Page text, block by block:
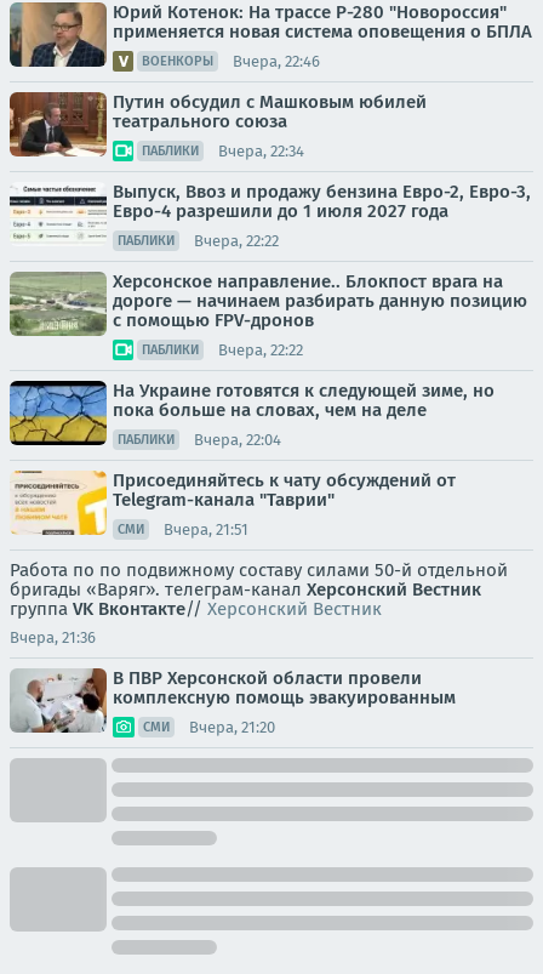
Юрий Котенок: На трассе Р-280 "Новороссия"
применяется новая система оповещения о БПЛА
ВОЕНКОРЫ Вчера, 22:46
Путин обсудил с Машковым юбилей
театрального союза
ПАБЛИКИ Вчера, 22:34
Выпуск, Ввоз и продажу бензина Евро-2, Евро-3,
Евро-4 разрешили до 1 июля 2027 года
ПАБЛИКИ Вчера, 22:22
Херсонское направление.. Блокпост врага на
дороге — начинаем разбирать данную позицию
с помощью FPV-дронов
ПАБЛИКИ Вчера, 22:22
На Украине готовятся к следующей зиме, но
пока больше на словах, чем на деле
ПАБЛИКИ Вчера, 22:04
Присоединяйтесь к чату обсуждений от
Telegram-канала "Таврии"
СМИ Вчера, 21:51
Работа по по подвижному составу силами 50-й отдельной
бригады «Варяг». телеграм-канал Херсонский Вестник
группа VK Вконтакте// Херсонский Вестник
Вчера, 21:36
В ПВР Херсонской области провели
комплексную помощь эвакуированным
СМИ Вчера, 21:20